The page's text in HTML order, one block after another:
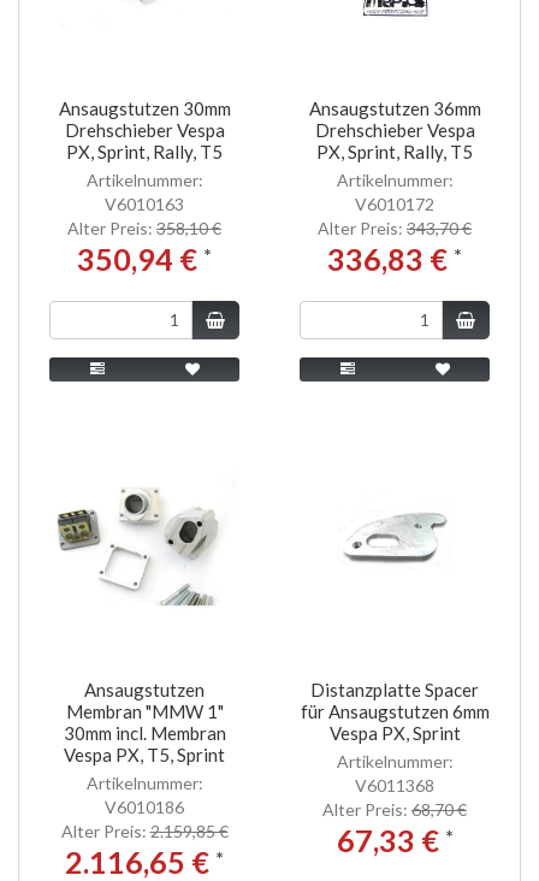
Ansaugstutzen 30mm
Drehschieber Vespa
PX, Sprint, Rally, T5
Artikelnummer:
V6010163
Alter Preis: 358,10 €
350,94 € *
Ansaugstutzen 36mm
Drehschieber Vespa
PX, Sprint, Rally, T5
Artikelnummer:
V6010172
Alter Preis: 343,70 €
336,83 € *
Ansaugstutzen
Membran "MMW 1"
30mm incl. Membran
Vespa PX, T5, Sprint
Artikelnummer:
V6010186
Alter Preis:2.159,85 €
2.116,65 € *
Distanzplatte Spacer
für Ansaugstutzen 6mm
Vespa PX, Sprint
Artikelnummer:
V6011368
Alter Preis: 68,70 €
67,33 € *